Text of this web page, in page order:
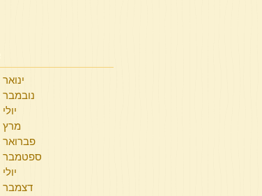
ינואר 2024
נובמבר 2023
יולי 2023
מרץ 2023
פברואר 2023
ספטמבר 2022
יולי 2022
דצמבר 2021